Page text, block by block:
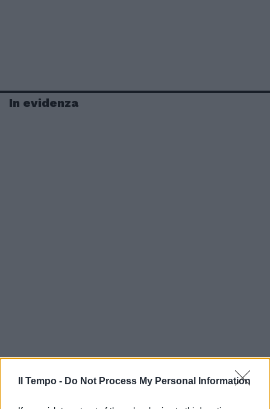
Il Tempo - Do Not Process My Personal Information
In evidenza